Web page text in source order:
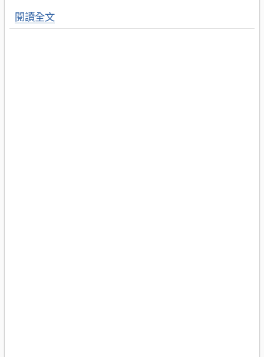
閱讀全文